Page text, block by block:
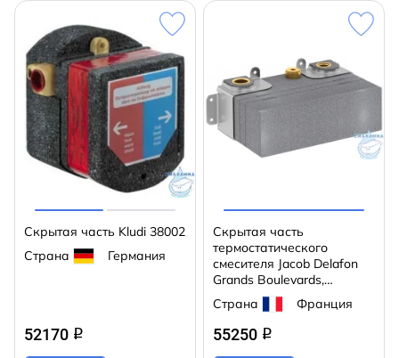
Скрытая часть Kludi 38002
Страна
Германия
52170 q
Скрытая часть
термостатического
смесителя Jacob Delafon
Grands Boulevards,
E26340-NA
Страна Франция
55250 q